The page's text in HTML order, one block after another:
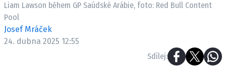
ETICKÝ KODEX
Liam Lawson během GP Saúdské Arábie, foto: Red Bull Content
Pool
Josef Mráček
24. dubna 2025 12:55
Sdílej: